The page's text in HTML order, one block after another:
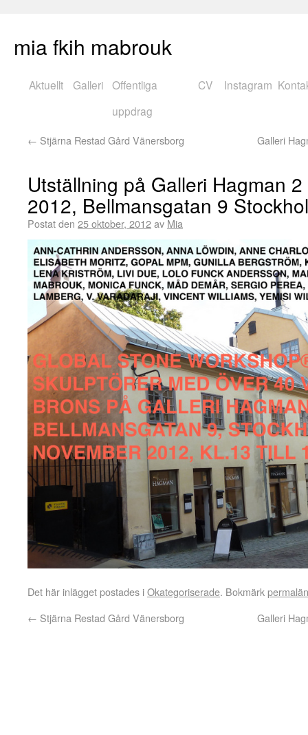
mia fkih mabrouk
Aktuellt Galleri Offentliga
uppdrag
CV Instagram
← Stjärna Restad Gård Vänersborg Galleri
Utställning på Galleri Hagman
2012, Bellmansgatan 9
Postat den 25 oktober, 2012av Mia
Det här inlägget postades iOkategoriserade. Bokmärk
← Stjärna Restad Gård Vänersborg Galleri